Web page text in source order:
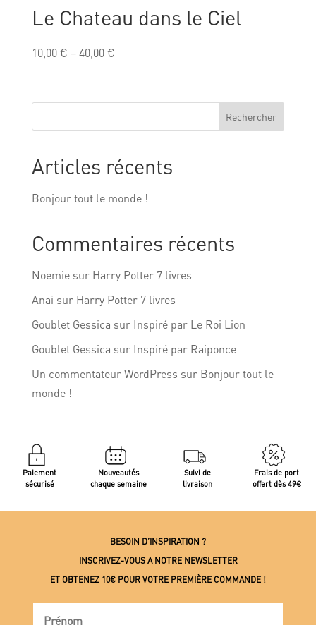
Le Chateau dans le Ciel
10,00€ –40,00€
Rechercher
Articles récents
Bonjour tout le monde !
Commentaires récents
Noemiesur Harry Potter 7 livres
Anai sur Harry Potter 7 livres
Goublet Gessica sur Inspiré par Le Roi Lion
Goublet Gessica sur Inspiré par Raiponce
Un commentateur WordPress sur Bonjour tout le
monde !
Paiement
sécurisé
Nouveautés
chaque semaine
Suivi de
livraison
Frais de port
offert dès 49€
BESOIN D’INSPIRATION ?
INSCRIVEZ-VOUS A NOTRE NEWSLETTER
ET OBTENEZ 10€ POUR VOTRE PREMIÈRE COMMANDE !